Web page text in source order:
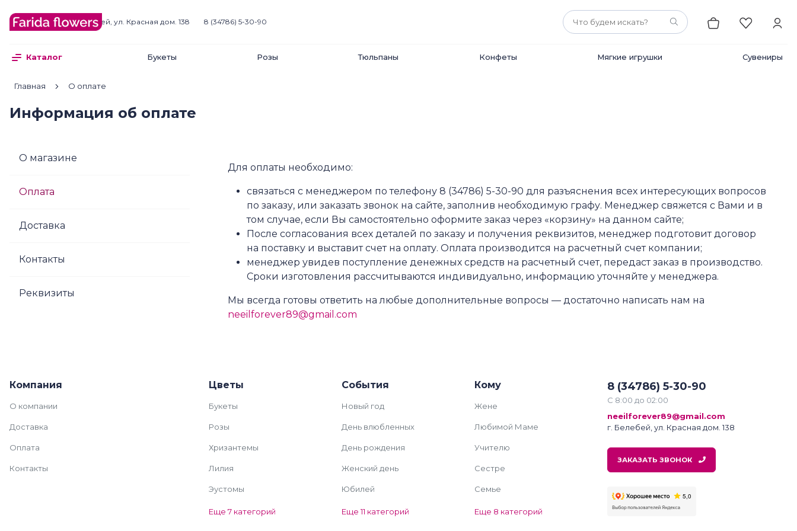
Белебей г. Белебей, ул. Красная дом. 138 8 (34786) 5-30-90
Каталог Букеты Розы Тюльпаны Конфеты Мягкие игрушки Сувениры
Главная О оплате
Информация об оплате
О магазине
Оплата
Доставка
Контакты
Реквизиты
Для оплаты необходимо:
связаться с менеджером по телефону 8 (34786) 5-30-90 для разъяснения всех интересующих вопросов
по заказу, или заказать звонок на сайте, заполнив необходимую графу. Менеджер свяжется с Вами и в
том случае, если Вы самостоятельно оформите заказ через «корзину» на данном сайте;
После согласования всех деталей по заказу и получения реквизитов, менеджер подготовит договор
на поставку и выставит счет на оплату. Оплата производится на расчетный счет компании;
менеджер увидев поступление денежных средств на расчетный счет, передаст заказ в производство.
Сроки изготовления рассчитываются индивидуально, информацию уточняйте у менеджера.
Мы всегда готовы ответить на любые дополнительные вопросы — достаточно написать нам на
neeilforever89@gmail.com
Компания
О компании
Доставка
Оплата
Контакты
Цветы
Букеты
Розы
Хризантемы
Лилия
Эустомы
Еще 7 категорий
События
Новый год
День влюбленных
День рождения
Женский день
Юбилей
Еще 11 категорий
Кому
Жене
Любимой Маме
Учителю
Сестре
Семье
Еще 8 категорий
8 (34786) 5-30-90
С 8:00 до 02:00
neeilforever89@gmail.com
г. Белебей, ул. Красная дом. 138
ЗАКАЗАТЬ ЗВОНОК